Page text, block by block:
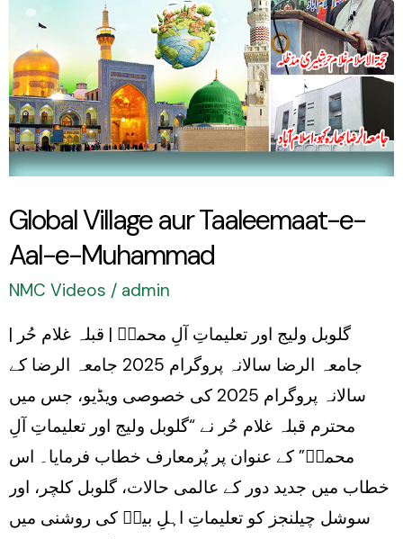
Global Village aur Taaleemaat-e-
Aal-e-Muhammad
NMC Videos / admin
گلوبل ولیج اور تعلیماتِ آلِ محمدؑ | قبلہ غلام حُر |
جامعہ الرضا سالانہ پروگرام 2025 جامعہ الرضا کے
سالانہ پروگرام 2025 کی خصوصی ویڈیو، جس میں
محترم قبلہ غلام حُر نے “گلوبل ولیج اور تعلیماتِ آلِ
محمدؑ” کے عنوان پر پُرمعارف خطاب فرمایا۔ اس
خطاب میں جدید دور کے عالمی حالات، گلوبل کلچر، اور
سوشل چیلنجز کو تعلیماتِ اہلِ بیتؑ کی روشنی میں
Taaleemaat-
e-
Aal-
e-
Muhammad